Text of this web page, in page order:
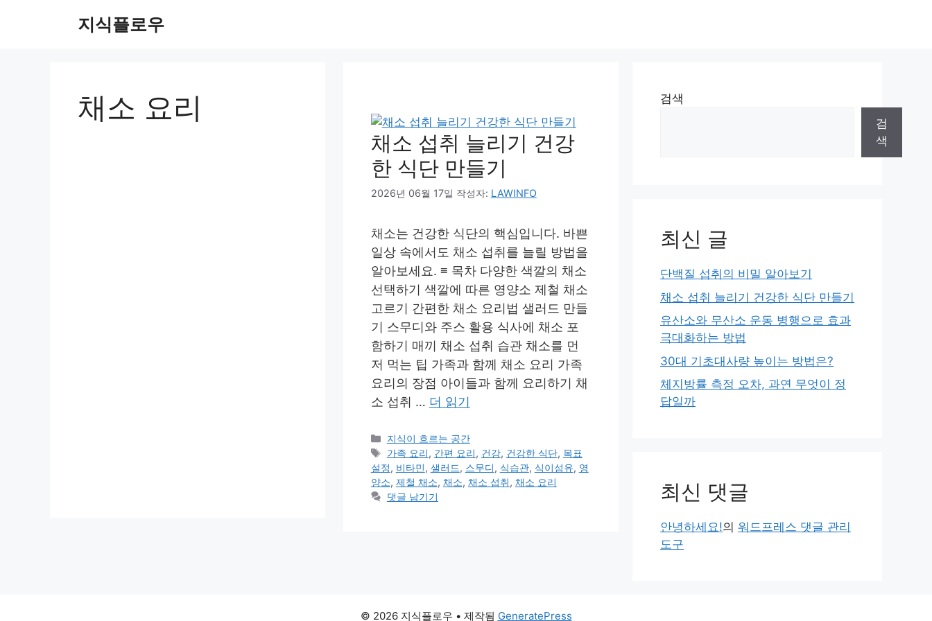
지식플로우
채소 요리
채소 섭취 늘리기 건강
한 식단 만들기
2026년 06월 17일 작성자: LAWINFO
채소는 건강한 식단의 핵심입니다. 바쁜
일상 속에서도 채소 섭취를 늘릴 방법을
알아보세요. ≡ 목차 다양한 색깔의 채소
선택하기 색깔에 따른 영양소 제철 채소
고르기 간편한 채소 요리법 샐러드 만들
기 스무디와 주스 활용 식사에 채소 포
함하기 매끼 채소 섭취 습관 채소를 먼
저 먹는 팁 가족과 함께 채소 요리 가족
요리의 장점 아이들과 함께 요리하기 채
소 섭취 … 더 읽기
카
테
고
리
지식이 흐르는 공간
태
그
가족 요리, 간편 요리, 건강, 건강한 식단, 목표
설정, 비타민, 샐러드, 스무디, 식습관, 식이섬유, 영
양소, 제철 채소, 채소, 채소 섭취, 채소 요리
댓글 남기기
검색
검
색
최신 글
단백질 섭취의 비밀 알아보기
채소 섭취 늘리기 건강한 식단 만들기
유산소와 무산소 운동 병행으로 효과
극대화하는 방법
30대 기초대사량 높이는 방법은?
체지방률 측정 오차, 과연 무엇이 정
답일까
최신 댓글
안녕하세요!의 워드프레스 댓글 관리
도구
© 2026 지식플로우 • 제작됨 GeneratePress